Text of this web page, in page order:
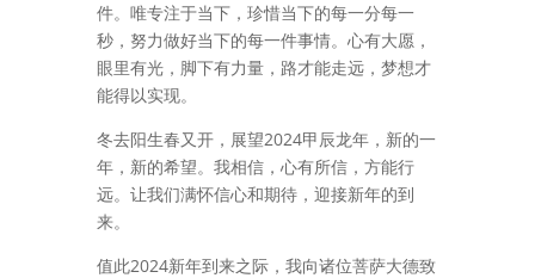
件。 唯专注于当下，珍惜当下的每一分每一
秒，努力做好当下的每一件事情。 心有大愿，
眼里有光，脚下有力量，路才能走远，梦想才
能得以实现。
冬去阳生春又开，展望2024甲辰龙年，新的一
年，新的希望。我相信，心有所信，方能行
远。让我们满怀信心和期待，迎接新年的到
来。
值此2024新年到来之际，我向诸位菩萨大德致